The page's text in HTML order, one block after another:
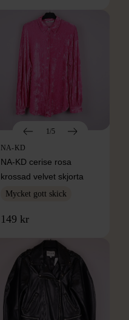
1/5
NA-KD
NA-KD cerise rosa
krossad velvet skjorta
Mycket gott skick
149 kr